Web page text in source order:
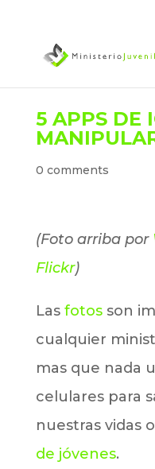
5 APPS DE
0 comments
(Foto arriba por
Flickr)
Las fotosson
cualquier
mas que nada
celulares para
nuestras vidas
de jóvenes.